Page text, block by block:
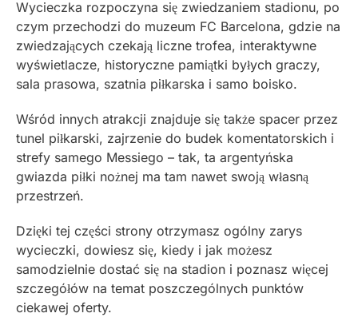
Wycieczka rozpoczyna się zwiedzaniem stadionu, po
czym przechodzi do muzeum FC Barcelona, gdzie na
zwiedzających czekają liczne trofea, interaktywne
wyświetlacze, historyczne pamiątki byłych graczy,
sala prasowa, szatnia piłkarska i samo boisko.
Wśród innych atrakcji znajduje się także spacer przez
tunel piłkarski, zajrzenie do budek komentatorskich i
strefy samego Messiego – tak, ta argentyńska
gwiazda piłki nożnej ma tam nawet swoją własną
przestrzeń.
Dzięki tej części strony otrzymasz ogólny zarys
wycieczki, dowiesz się, kiedy i jak możesz
samodzielnie dostać się na stadion i poznasz więcej
szczegółów na temat poszczególnych punktów
ciekawej oferty.